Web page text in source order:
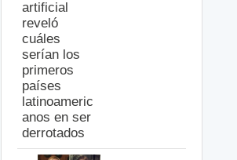
artificial
reveló
cuáles
serían los
primeros
países
latinoameric
anos en ser
derrotados